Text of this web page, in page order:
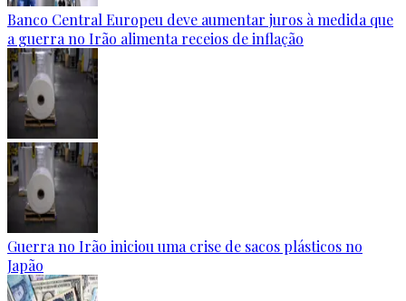
Banco Central Europeu deve aumentar juros à medida que
a guerra no Irão alimenta receios de inflação
Guerra no Irão iniciou uma crise de sacos plásticos no
Japão